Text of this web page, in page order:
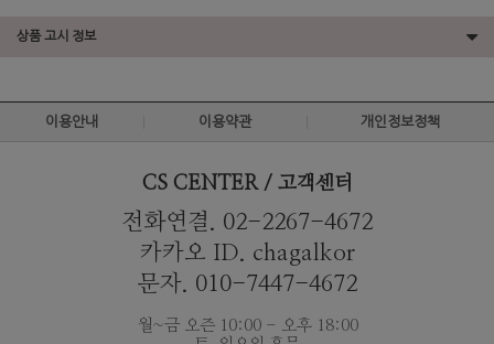
상품 고시 정보
이용안내 이용약관 개인정보정책
CS CENTER / 고객센터
전화연결. 02-2267-4672
카카오 ID. chagalkor
문자. 010-7447-4672
월~금 오즌 10:00 - 오후 18:00